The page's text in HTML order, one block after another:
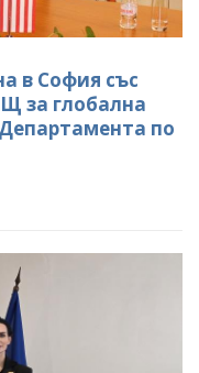
в София със
за глобална
по